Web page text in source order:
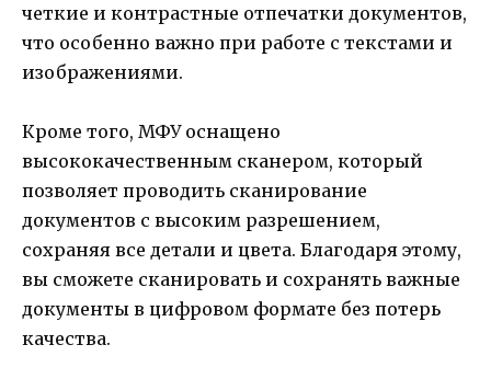
четкие и контрастные отпечатки документов,
что особенно важно при работе с текстами и
изображениями.
Кроме того, МФУ оснащено
высококачественным сканером, который
позволяет проводить сканирование
документов с высоким разрешением,
сохраняя все детали и цвета. Благодаря этому,
вы сможете сканировать и сохранять важные
документы в цифровом формате без потерь
качества.